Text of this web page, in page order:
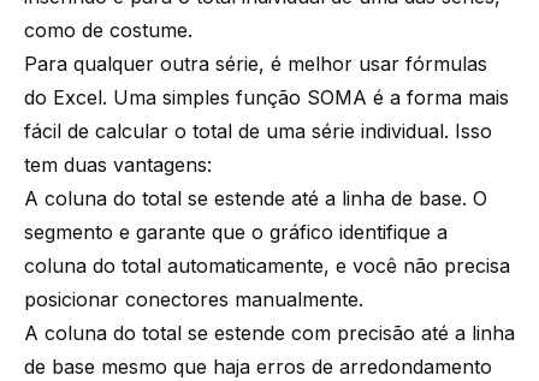
como de costume.
Para qualquer outra série, é melhor usar fórmulas
do Excel. Uma simples função SOMA é a forma mais
fácil de calcular o total de uma série individual. Isso
tem duas vantagens:
A coluna do total se estende até a linha de base. O
segmento e garante que o gráfico identifique a
coluna do total automaticamente, e você não precisa
posicionar conectores manualmente.
A coluna do total se estende com precisão até a linha
de base mesmo que haja erros de arredondamento